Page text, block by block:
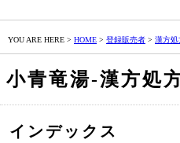
YOU ARE HERE > HOME > 登録販売者 > 漢方処
小青竜湯‐漢方処
インデックス